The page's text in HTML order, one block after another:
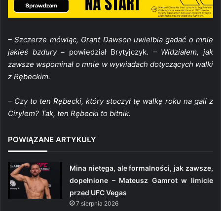
– Szczerze mówiąc, Grant Dawson uwielbia gadać o mnie
jakieś bzdury – powiedział Brytyjczyk. – Widziałem, jak
zawsze wspominał o mnie w wywiadach dotyczących walki
z Rębeckim.
– Czy to ten Rębecki, który stoczył tę walkę roku na gali z
Cirylem? Tak, ten Rębecki to bitnik.
POWIĄZANE ARTYKUŁY
Mina nietęga, ale formalności, jak zawsze,
dopełnione – Mateusz Gamrot w limicie
przed UFC Vegas
7 sierpnia 2026